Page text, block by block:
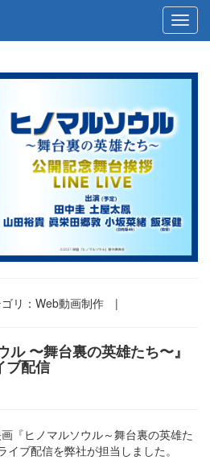
リ： Web動画制作 |
ル 〜舞台裏の英雄たち〜』
ブ配信
『ヒノマルソウル～舞台裏の英雄た
ブ配信を弊社が担当しました。